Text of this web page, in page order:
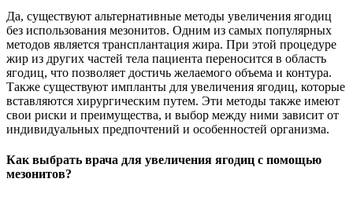
Да, существуют альтернативные методы увеличения ягодиц
без использования мезонитов. Одним из самых популярных
методов является трансплантация жира. При этой процедуре
жир из других частей тела пациента переносится в область
ягодиц, что позволяет достичь желаемого объема и контура.
Также существуют импланты для увеличения ягодиц, которые
вставляются хирургическим путем. Эти методы также имеют
свои риски и преимущества, и выбор между ними зависит от
индивидуальных предпочтений и особенностей организма.
Как выбрать врача для увеличения ягодиц с помощью
мезонитов?